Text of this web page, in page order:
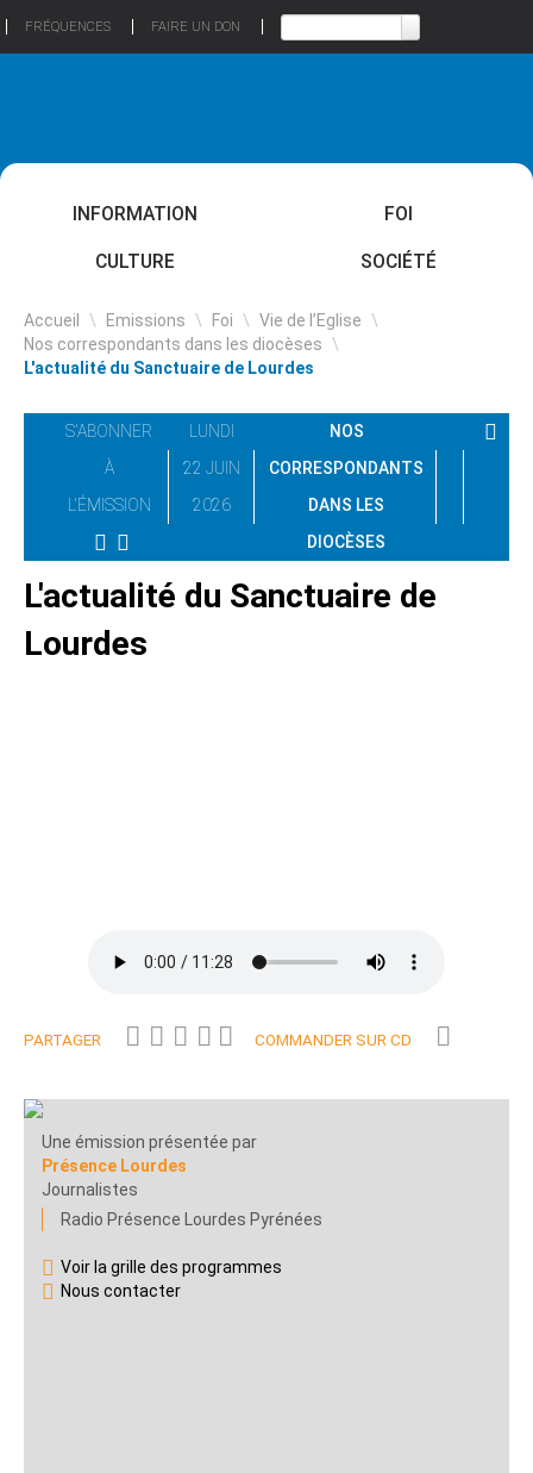
FRÉQUENCES FAIRE UN DON
INFORMATION FOI
CULTURE SOCIÉTÉ
Accueil \ Emissions \ Foi \ Vie de l’Eglise \
Nos correspondants dans les diocèses \
L'actualité du Sanctuaire de Lourdes
S'ABONNER
À
L'ÉMISSION
LUNDI
22 JUIN
2026
NOS
CORRESPONDANTS
DANS LES
DIOCÈSES
L'actualité du Sanctuaire de
Lourdes
PARTAGER COMMANDER SUR CD
Une émission présentée par
Présence Lourdes
Journalistes
Radio Présence Lourdes Pyrénées
Voir la grille des programmes
Nous contacter